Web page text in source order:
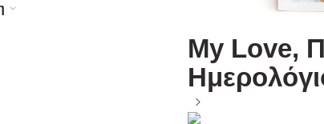
My Love,